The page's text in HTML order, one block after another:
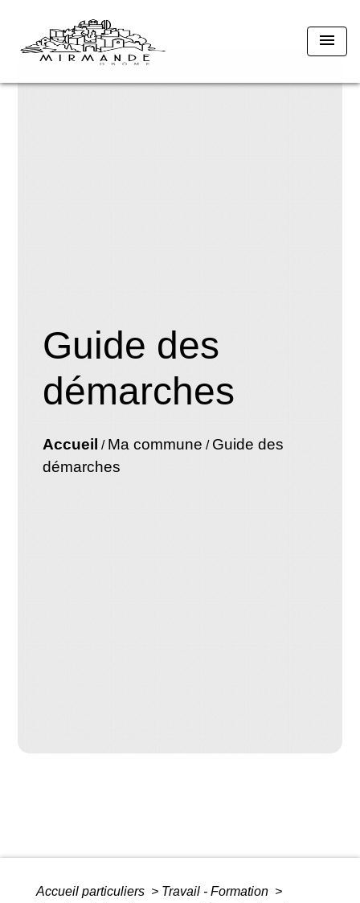
menu
Guide des
démarches
Accueil / Ma commune / Guide des
démarches
Accueil particuliers > Travail - Formation >